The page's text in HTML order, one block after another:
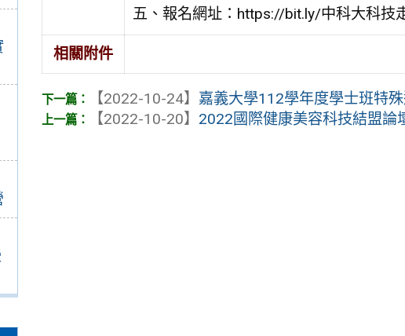
五、報名網址：https://bit.ly/中科大科技
相關附件
【2022-10-24】 嘉義大學112學年度學士班特
【2022-10-20】 2022國際健康美容科技結盟論